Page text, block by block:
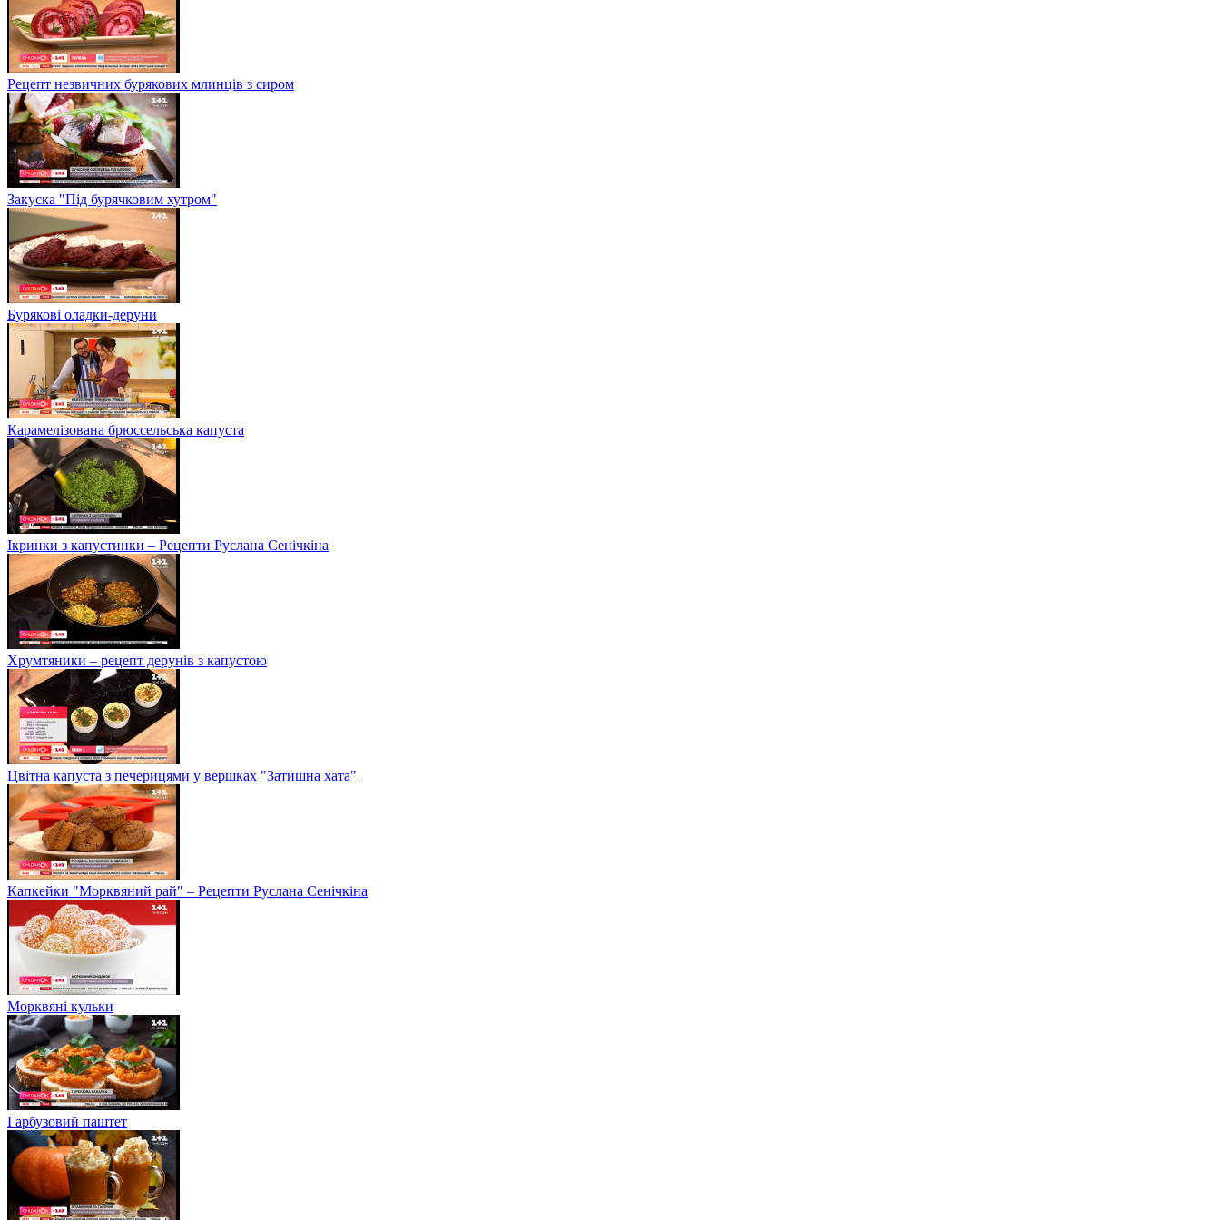
Рецепт незвичних бурякових млинців з сиром
Закуска "Під бурячковим хутром"
Бурякові оладки-деруни
Карамелізована брюссельська капуста
Ікринки з капустинки – Рецепти Руслана Сенічкіна
Хрумтяники – рецепт дерунів з капустою
Цвітна капуста з печерицями у вершках "Затишна хата"
Капкейки "Морквяний рай" – Рецепти Руслана Сенічкіна
Морквяні кульки
Гарбузовий паштет